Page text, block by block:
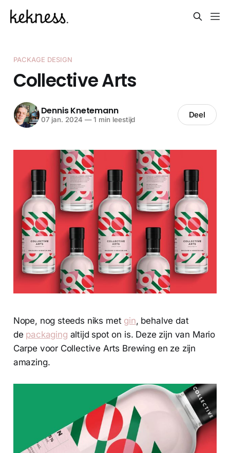
PACKAGE DESIGN
Collective Arts
Dennis Knetemann
07 jan. 2024 —1 min leestijd Deel
Nope, nog steeds niks met gin, behalve dat
de packaging altijd spot on is. Deze zijn van Mario
Carpe voor Collective Arts Brewing en ze zijn
amazing.